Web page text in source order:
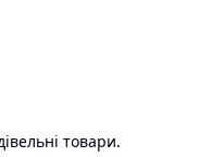
товари.